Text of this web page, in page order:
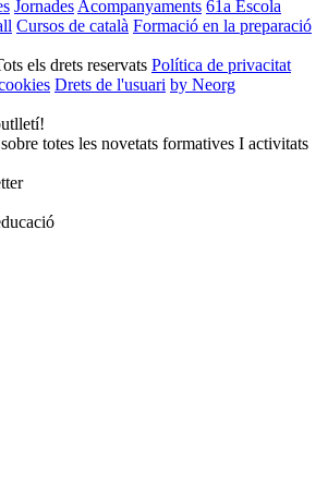
Jornades Acompanyaments 61a Escola
Cursos de català Formació en la preparació
els drets reservats Política de privacitat
Drets de l'usuari by Neorg
totes les novetats formatives I activitats